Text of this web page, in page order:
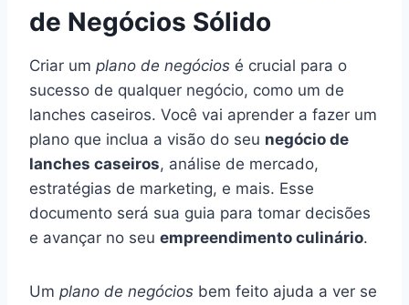
de Negócios Sólido
Criar um plano de negócios é crucial para o
sucesso de qualquer negócio, como um de
lanches caseiros. Você vai aprender a fazer um
plano que inclua a visão do seu negócio de
lanches caseiros, análise de mercado,
estratégias de marketing, e mais. Esse
documento será sua guia para tomar decisões
e avançar no seu empreendimento culinário.
Um plano de negócios bem feito ajuda a ver se